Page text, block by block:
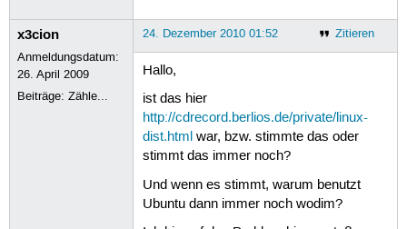
x3cion
Anmeldungsdatum:
26. April 2009
Beiträge:Zähle...
Zitieren
24. Dezember 2010 01:52
Hallo,
ist das hier
http://cdrecord.berlios.de/private/linux-
dist.htmlwar, bzw. stimmte das oder
stimmt das immer noch?
Und wenn es stimmt, warum benutzt
Ubuntu dann immer noch wodim?